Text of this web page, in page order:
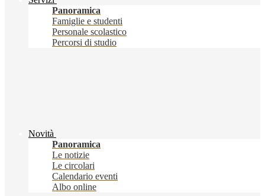
Panoramica
Famiglie e studenti
Personale scolastico
Percorsi di studio
Novità
Panoramica
Le notizie
Le circolari
Calendario eventi
Albo online